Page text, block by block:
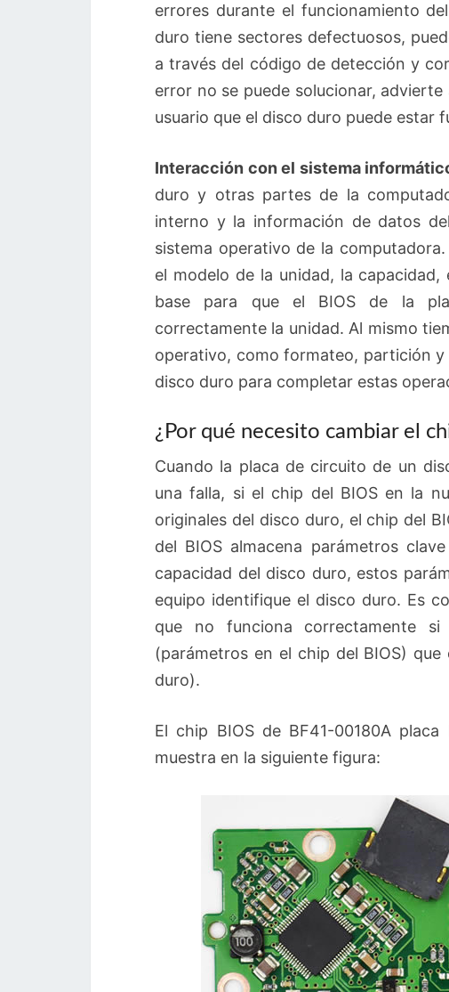
errores durante el funcionamiento
duro tiene sectores defectuosos,
a través del código de detección y
error no se puede solucionar,
usuario que el disco duro puede estar
Interacción con el sistema
duro y otras partes de la
interno y la información de datos
sistema operativo de la
el modelo de la unidad, la
base para que el BIOS de la
correctamente la unidad. Al mismo
operativo, como formateo, partición
disco duro para completar estas
¿Por qué necesito cambiar el
Cuando la placa de circuito de un
una falla, si el chip del BIOS en la
originales del disco duro, el chip del
del BIOS almacena parámetros
capacidad del disco duro, estos
equipo identifique el disco duro. Es
que no funciona correctamente
(parámetros en el chip del BIOS)
duro).
El chip BIOS de BF41-00180A
muestra en la siguiente figura: